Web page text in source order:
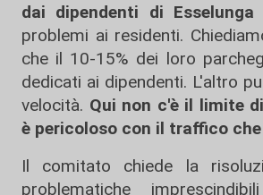
dai dipendenti di Esselunga
problemi ai residenti.
che il 10-15% dei loro
dedicati ai dipendenti. L'altro
velocità. Qui non c'è il limite
è pericoloso con il traffico
Il comitato chiede la
problematiche